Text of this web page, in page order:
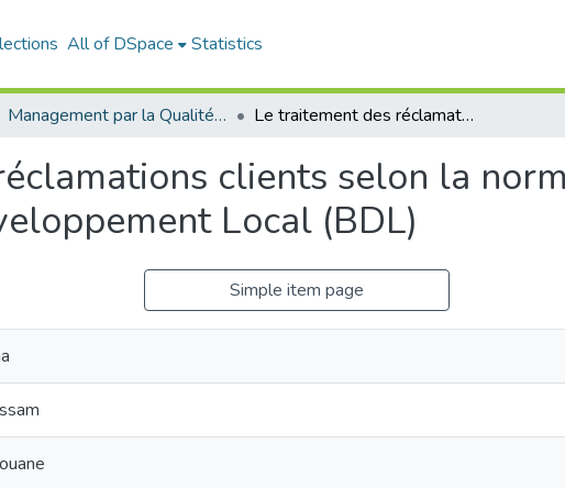
All of DSpace Statistics
Management par la Qualité (MPQ) Le traitement des réclamations clients selon la norme ISO 10002 :2018: cas Banque de Développement Local (BDL)
clients selon la
Local (BDL)
Simple item page